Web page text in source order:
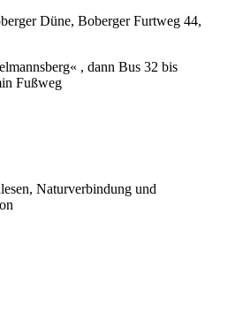
Düne, Boberger Furtweg 44,
, dann Bus 32 bis
Fußweg
Naturverbindung und